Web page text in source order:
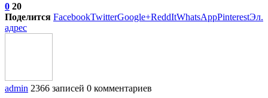
0 20
Поделится FacebookTwitterGoogle+ReddItWhatsAppPinterestЭл.
адрес
admin 2366 записей 0 комментариев